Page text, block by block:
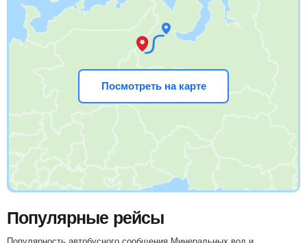
Посмотреть на карте
Популярные рейсы